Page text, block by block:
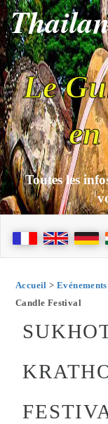
Le
Toutes les
Accueil >
Candle Festival